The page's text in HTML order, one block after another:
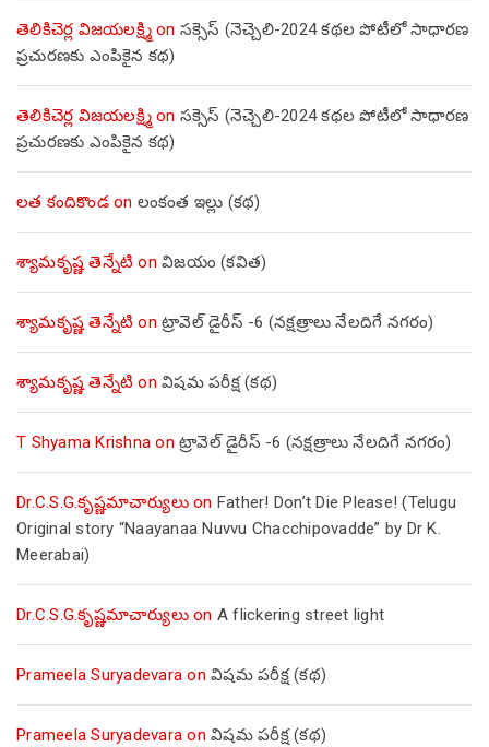
తెలికిచెర్ల విజయలక్ష్మిon సక్సెస్ (నెచ్చెలి-2024 కథల పోటీలో సాధారణ
ప్రచురణకు ఎంపికైన కథ)
తెలికిచెర్ల విజయలక్ష్మిon సక్సెస్ (నెచ్చెలి-2024 కథల పోటీలో సాధారణ
ప్రచురణకు ఎంపికైన కథ)
లత కందికొండon లంకంత ఇల్లు (కథ)
శ్యామకృష్ణ తెన్నేటి on విజయం (కవిత)
శ్యామకృష్ణ తెన్నేటి on ట్రావెల్ డైరీస్ -6 (నక్షత్రాలు నేలదిగే నగరం)
శ్యామకృష్ణ తెన్నేటి on విషమ పరీక్ష (క‌థ‌)
T Shyama Krishna on ట్రావెల్ డైరీస్ -6 (నక్షత్రాలు నేలదిగే నగరం)
Dr.C.S.G.కృష్ణమాచార్యులుon Father! Don’t Die Please! (Telugu
Original story “Naayanaa Nuvvu Chacchipovadde” by Dr K.
Meerabai)
Dr.C.S.G.కృష్ణమాచార్యులుon A flickering street light
Prameela Suryadevara on విషమ పరీక్ష (క‌థ‌)
Prameela Suryadevara on విషమ పరీక్ష (క‌థ‌)